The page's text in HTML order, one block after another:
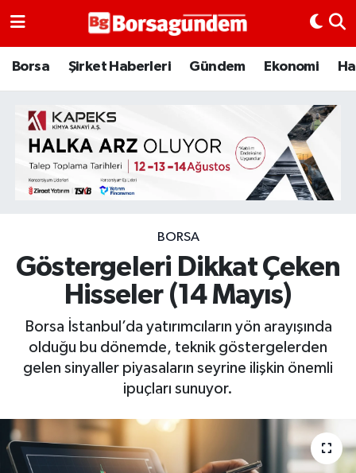
Borsa Şirket Haberleri Gündem Ekonomi
BORSA
Göstergeleri Dikkat Çeken
Hisseler (14 Mayıs)
Borsa İstanbul’da yatırımcıların yön arayışında
olduğu bu dönemde, teknik göstergelerden
gelen sinyaller piyasaların seyrine ilişkin önemli
ipuçları sunuyor.
Borsa
Emtia
Galeri
Bitcoin
Şirket Haberleri
Borsa Gundem
BIST 100 Isı Haritası
Coin Isı Haritası
Ekonomik Takvim